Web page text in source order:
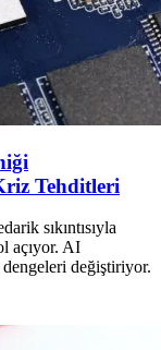
Tehditleri
sıkıntısıyla
açıyor. AI
dengeleri değiştiriyor.